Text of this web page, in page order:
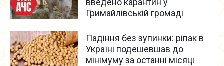
введено карантин у
Гримайлівській громаді
Падіння без зупинки: ріпак в
Україні подешевшав до
мінімуму за останні місяці